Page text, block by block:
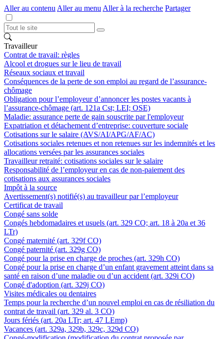
Aller au contenu Aller au menu Aller à la recherche Partager
Travailleur
Contrat de travail: règles
Alcool et drogues sur le lieu de travail
Réseaux sociaux et travail
Conséquences de la perte de son emploi au regard de l’assurance-
chômage
Obligation pour l’employeur d’annoncer les postes vacants à
l’assurance-chômage (art. 121a Cst; LEI; OSE)
Maladie: assurance perte de gain souscrite par l'employeur
Expatriation et détachement d’entreprise: couverture sociale
Cotisations sur le salaire (AVS/AI/APG/AF/AC)
Cotisations sociales retenues et non retenues sur les indemnités et les
allocations versées par les assurances sociales
Travailleur retraité: cotisations sociales sur le salaire
Responsabilité de l’employeur en cas de non-paiement des
cotisations aux assurances sociales
Impôt à la source
Avertissement(s) notifié(s) au travailleur par l’employeur
Certificat de travail
Congé sans solde
Congés hebdomadaires et usuels (art. 329 CO; art. 18 à 20a et 36
LTr)
Congé maternité (art. 329f CO)
Congé paternité (art. 329g CO)
Congé pour la prise en charge de proches (art. 329h CO)
Congé pour la prise en charge d’un enfant gravement atteint dans sa
santé en raison d’une maladie ou d’un accident (art. 329i CO)
Congé d'adoption (art. 329j CO)
Visites médicales ou dentaires
Temps pour la recherche d’un nouvel emploi en cas de résiliation du
contrat de travail (art. 329 al. 3 CO)
Jours fériés (art. 20a LTr; art. 47 LEmp)
Vacances (art. 329a, 329b, 329c, 329d CO)